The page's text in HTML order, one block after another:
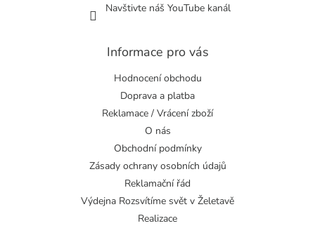
Navštivte náš YouTube kanál
Informace pro vás
Hodnocení obchodu
Doprava a platba
Reklamace / Vrácení zboží
O nás
Obchodní podmínky
Zásady ochrany osobních údajů
Reklamační řád
Výdejna Rozsvítíme svět v Želetavě
Realizace